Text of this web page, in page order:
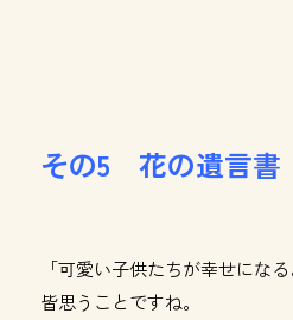
その5 花の遺言書
「可愛い子供たちが幸せにな
皆思うことですね。